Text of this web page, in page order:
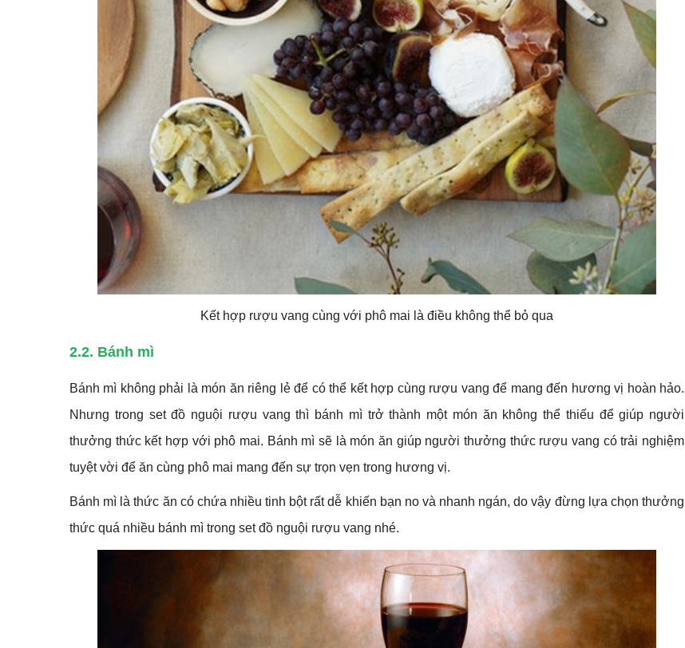
Kết hợp rượu vang cùng với phô mai là điều không thể bỏ qua
2.2. Bánh mì
Bánh mì không phải là món ăn riêng lẻ để có thể kết hợp cùng rượu vang để mang đến hương vị hoàn hảo.
Nhưng trong set đồ nguội rượu vang thì bánh mì trở thành một món ăn không thể thiếu để giúp người
thưởng thức kết hợp với phô mai. Bánh mì sẽ là món ăn giúp người thưởng thức rượu vang có trải nghiệm
tuyệt vời để ăn cùng phô mai mang đến sự trọn vẹn trong hương vị.
Bánh mì là thức ăn có chứa nhiều tinh bột rất dễ khiến bạn no và nhanh ngán, do vậy đừng lựa chọn thưởng
thức quá nhiều bánh mì trong set đồ nguội rượu vang nhé.